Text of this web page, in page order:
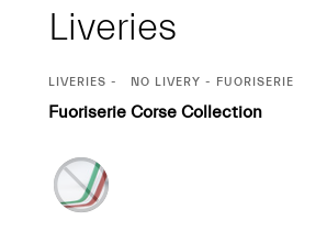
Liveries
CURRENT
LIVERIES NO LIVERY - FUORISERIE
Fuoriserie Corse Collection